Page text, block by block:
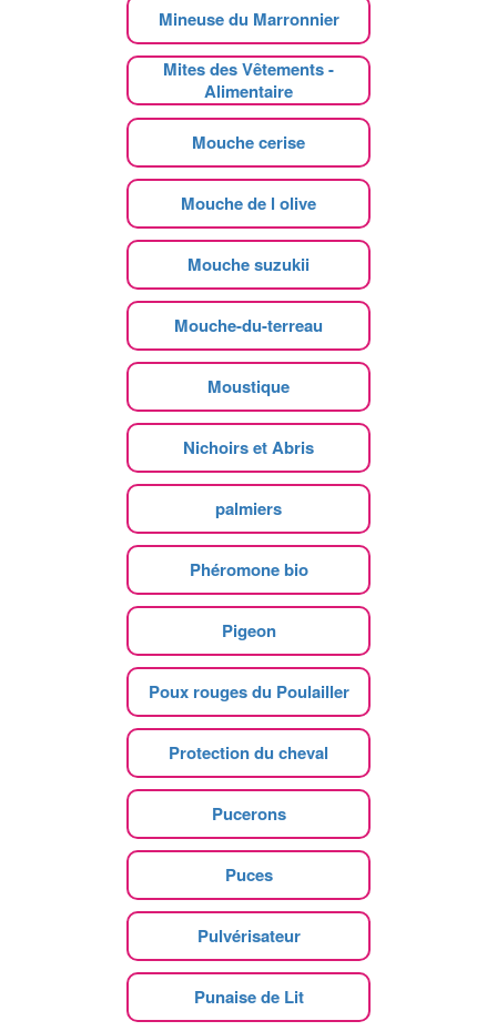
Mineuse du Marronnier
Mites des Vêtements -
Alimentaire
Mouche cerise
Mouche de l olive
Mouche suzukii
Mouche-du-terreau
Moustique
Nichoirs et Abris
palmiers
Phéromone bio
Pigeon
Poux rouges du Poulailler
Protection du cheval
Pucerons
Puces
Pulvérisateur
Punaise de Lit